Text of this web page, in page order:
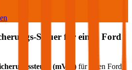
Steuer für einen Ford
(mVSt) für einen Ford